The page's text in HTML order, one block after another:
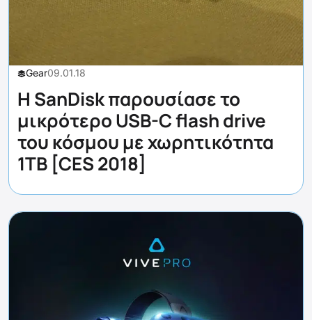
Gear09.01.18
Η SanDisk παρουσίασε το
μικρότερο USB-C flash drive
του κόσμου με χωρητικότητα
1TB [CES 2018]